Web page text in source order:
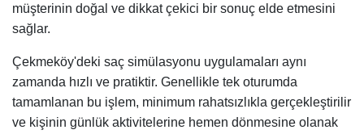
müşterinin doğal ve dikkat çekici bir sonuç elde etmesini
sağlar.
Çekmeköy'deki saç simülasyonu uygulamaları aynı
zamanda hızlı ve pratiktir. Genellikle tek oturumda
tamamlanan bu işlem, minimum rahatsızlıkla gerçekleştirilir
ve kişinin günlük aktivitelerine hemen dönmesine olanak